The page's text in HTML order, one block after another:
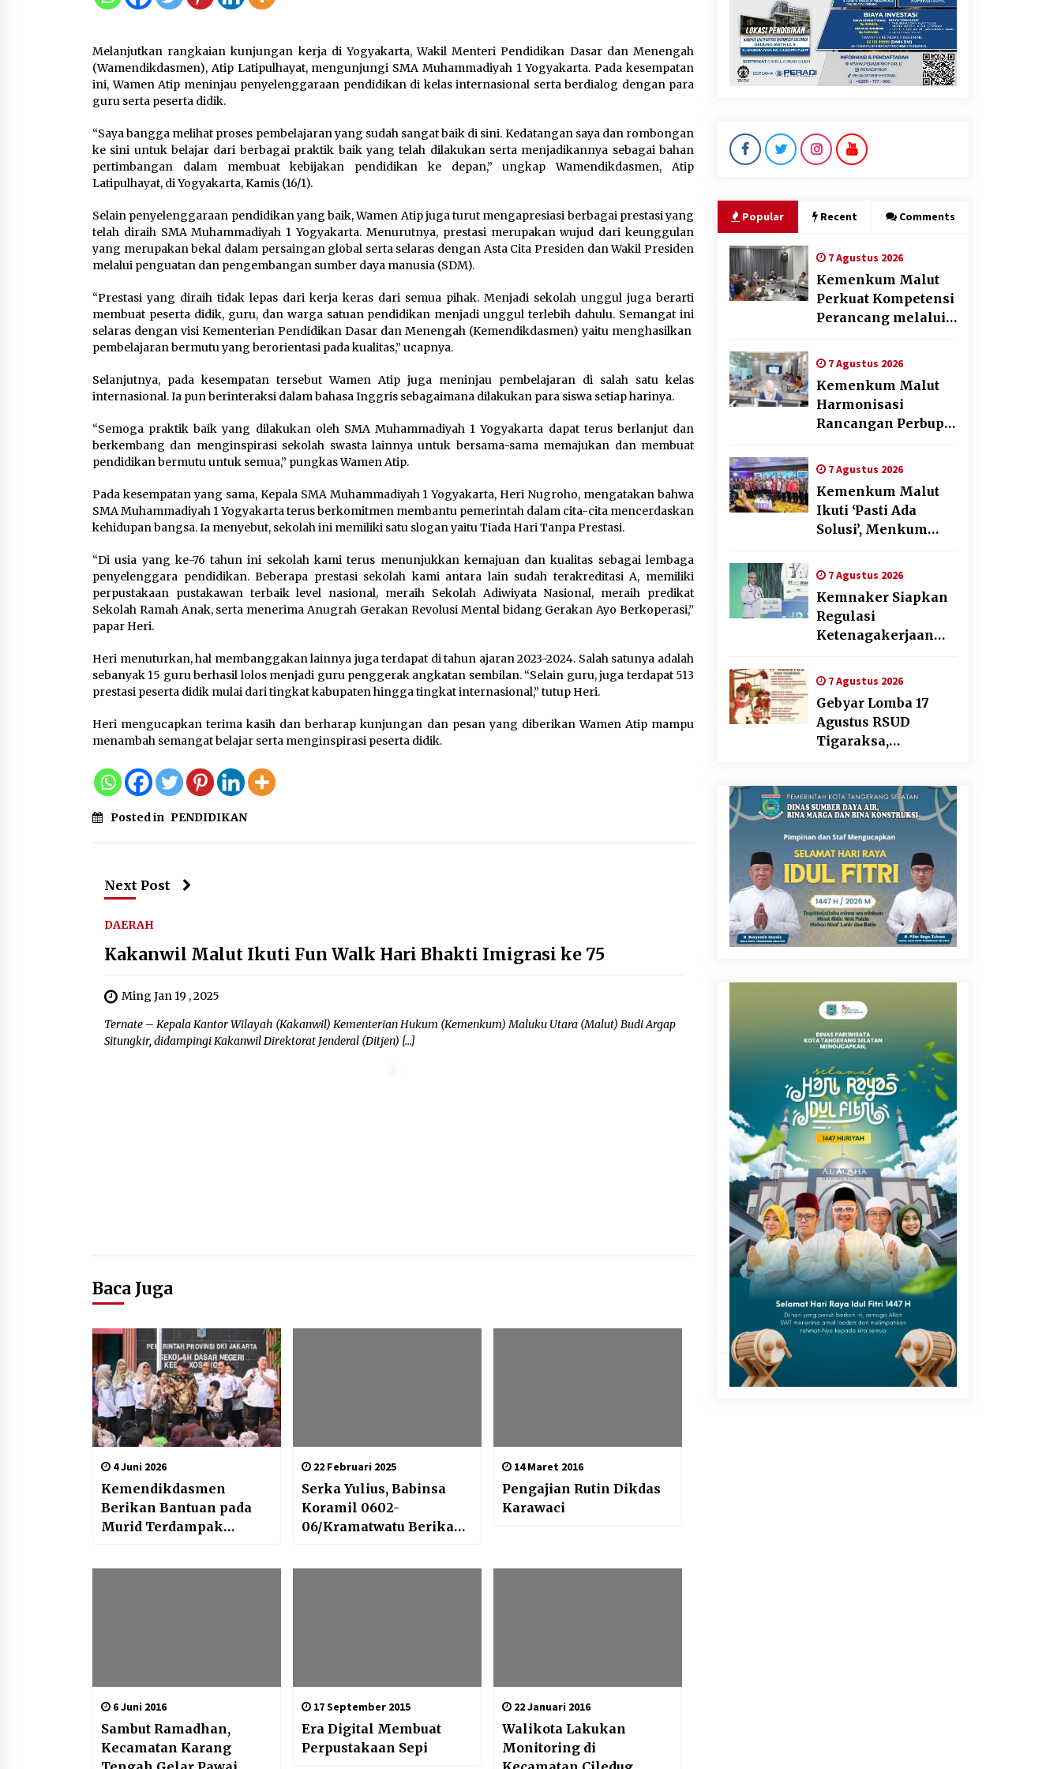
Tagihan Air Tanpa
, Perumdam TKR Didesak
Transparan
7 Agustus 2026
Meningkat
7 Agustus 2026
KKM Universitas Bina Bangsa
Kelompok 83 Laksanakan
Pendampingan Pembuatan
Spanduk Sebagai Upaya
Memperkuat Pemasaran
UMKM di Desa Cempaka
Jaga Kebugaran Petugas,
Lapas Kelas I Tangerang
Gelar Cek Kesehatan Gratis
dan Skrining TB Lanjutan
6 Agustus 2026
Kemenkum Malut Dorong
Perlindungan Hak Cipta Musik
di Era Digital, Sosialisasikan
Penguatan Royalti
6 Agustus 2026
Dikunjungi PWI, Wawan Fauzi:
Peran Media Bisa Berdampak
Melanjutkan rangkaian kunjungan kerja di Yogyakarta, Wakil Menteri Pendidikan Dasar dan Menengah
(Wamendikdasmen), Atip Latipulhayat, mengunjungi SMA Muhammadiyah 1 Yogyakarta. Pada kesempatan
ini, Wamen Atip meninjau penyelenggaraan pendidikan di kelas internasional serta berdialog dengan para
guru serta peserta didik.
“Saya bangga melihat proses pembelajaran yang sudah sangat baik di sini. Kedatangan saya dan rombongan
ke sini untuk belajar dari berbagai praktik baik yang telah dilakukan serta menjadikannya sebagai bahan
pertimbangan dalam membuat kebijakan pendidikan ke depan,” ungkap Wamendikdasmen, Atip
Latipulhayat, di Yogyakarta, Kamis (16/1).
Selain penyelenggaraan pendidikan yang baik, Wamen Atip juga turut mengapresiasi berbagai prestasi yang
telah diraih SMA Muhammadiyah 1 Yogyakarta. Menurutnya, prestasi merupakan wujud dari keunggulan
yang merupakan bekal dalam persaingan global serta selaras dengan Asta Cita Presiden dan Wakil Presiden
melalui penguatan dan pengembangan sumber daya manusia (SDM).
“Prestasi yang diraih tidak lepas dari kerja keras dari semua pihak. Menjadi sekolah unggul juga berarti
membuat peserta didik, guru, dan warga satuan pendidikan menjadi unggul terlebih dahulu. Semangat ini
selaras dengan visi Kementerian Pendidikan Dasar dan Menengah (Kemendikdasmen) yaitu menghasilkan
pembelajaran bermutu yang berorientasi pada kualitas,” ucapnya.
Selanjutnya, pada kesempatan tersebut Wamen Atip juga meninjau pembelajaran di salah satu kelas
internasional. Ia pun berinteraksi dalam bahasa Inggris sebagaimana dilakukan para siswa setiap harinya.
“Semoga praktik baik yang dilakukan oleh SMA Muhammadiyah 1 Yogyakarta dapat terus berlanjut dan
berkembang dan menginspirasi sekolah swasta lainnya untuk bersama-sama memajukan dan membuat
pendidikan bermutu untuk semua,” pungkas Wamen Atip.
Pada kesempatan yang sama, Kepala SMA Muhammadiyah 1 Yogyakarta, Heri Nugroho, mengatakan bahwa
SMA Muhammadiyah 1 Yogyakarta terus berkomitmen membantu pemerintah dalam cita-cita mencerdaskan
kehidupan bangsa. Ia menyebut, sekolah ini memiliki satu slogan yaitu Tiada Hari Tanpa Prestasi.
“Di usia yang ke-76 tahun ini sekolah kami terus menunjukkan kemajuan dan kualitas sebagai lembaga
penyelenggara pendidikan. Beberapa prestasi sekolah kami antara lain sudah terakreditasi A, memiliki
perpustakaan pustakawan terbaik level nasional, meraih Sekolah Adiwiyata Nasional, meraih predikat
Sekolah Ramah Anak, serta menerima Anugrah Gerakan Revolusi Mental bidang Gerakan Ayo Berkoperasi,”
papar Heri.
Heri menuturkan, hal membanggakan lainnya juga terdapat di tahun ajaran 2023-2024. Salah satunya adalah
sebanyak 15 guru berhasil lolos menjadi guru penggerak angkatan sembilan. “Selain guru, juga terdapat 513
prestasi peserta didik mulai dari tingkat kabupaten hingga tingkat internasional,” tutup Heri.
Heri mengucapkan terima kasih dan berharap kunjungan dan pesan yang diberikan Wamen Atip mampu
menambah semangat belajar serta menginspirasi peserta didik.
Posted in PENDIDIKAN
Next Post
DAERAH
Kakanwil Malut Ikuti Fun Walk Hari Bhakti Imigrasi ke 75
Ming Jan 19 , 2025
Ternate – Kepala Kantor Wilayah (Kakanwil) Kementerian Hukum (Kemenkum) Maluku Utara (Malut) Budi Argap
Situngkir, didampingi Kakanwil Direktorat Jenderal (Ditjen) […]
Baca Juga
4 Juni 2026
Kemendikdasmen
Berikan Bantuan pada
Murid Terdampak
Kemayoran
22 Februari 2025
Serka Yulius, Babinsa
Koramil 0602-
06/Kramatwatu Berikan
Bullying dan
14 Maret 2016
Pengajian Rutin Dikdas
Karawaci
6 Juni 2016
Sambut Ramadhan,
Kecamatan Karang
17 September 2015
Era Digital Membuat
Perpustakaan Sepi
22 Januari 2016
Walikota Lakukan
Monitoring di
Popular Recent Comments
7 Agustus 2026
Kemenkum Malut
Perkuat Kompetensi
Perancang melalui
Penyusunan Produk
Hukum Daerah
7 Agustus 2026
Kemenkum Malut
Harmonisasi
Rancangan Perbup
dan Jasa pada BUMD
Halteng
7 Agustus 2026
Kemenkum Malut
Ikuti ‘Pasti Ada
Solusi’, Menkum
Transformasi
Digital
7 Agustus 2026
Kemnaker Siapkan
Regulasi
Ketenagakerjaan
dengan Tantangan
Dunia Kerja Modern
7 Agustus 2026
Gebyar Lomba 17
Agustus RSUD
Tigaraksa,
Kebersamaan